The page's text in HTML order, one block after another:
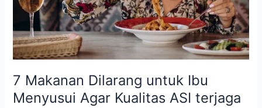
7 Makanan Dilarang untuk Ibu
Menyusui Agar Kualitas ASI terjaga
Kualitas
terjaga